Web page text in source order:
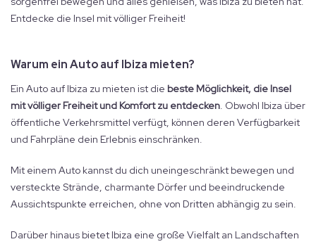
Entdecke die Insel mit völliger Freiheit!
Warum ein Auto auf Ibiza mieten?
Ein Auto auf Ibiza zu mieten ist die beste Möglichkeit, die Insel
mit völliger Freiheit und Komfort zu entdecken . Obwohl Ibiza über
öffentliche Verkehrsmittel verfügt, können deren Verfügbarkeit
und Fahrpläne dein Erlebnis einschränken.
Mit einem Auto kannst du dich uneingeschränkt bewegen und
versteckte Strände, charmante Dörfer und beeindruckende
Aussichtspunkte erreichen, ohne von Dritten abhängig zu sein.
Darüber hinaus bietet Ibiza eine große Vielfalt an Landschaften